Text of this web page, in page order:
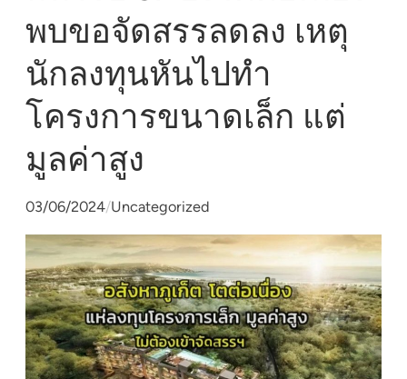
พบขอจัดสรรลดลง เหตุ
นักลงทุนหันไปทำ
โครงการขนาดเล็ก แต่
มูลค่าสูง
03/06/2024/Uncategorized